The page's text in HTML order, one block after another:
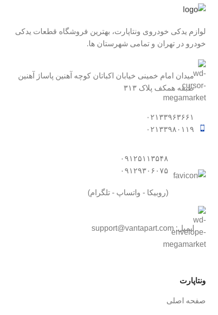
لوازم یدکی خودروی ونتاپارت، بهترین فروشگاه قطعات یدکی
خودرو در تهران و تمامی شهرستان ها.
میدان امام خمینی خیابان اکباتان کوچه آهنین پاساژ آهنین
طبقه همکف پلاک ۳۱۳
۰۲۱۳۳۹۶۳۶۶۱
۰۲۱۳۳۹۸۰۱۱۹
۰۹۱۲۵۱۱۳۵۴۸
۰۹۱۲۹۳۰۶۰۷۵
(روبیکا - واتساپ - تلگرام)
ایمیل: support@vantapart.com
ونتاپارت
صفحه اصلی